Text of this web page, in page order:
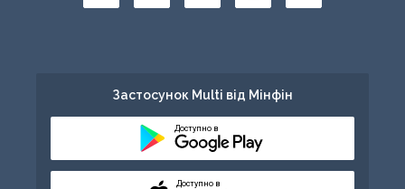
Застосунок Multi від Мінфін
Доступно в
Доступно в